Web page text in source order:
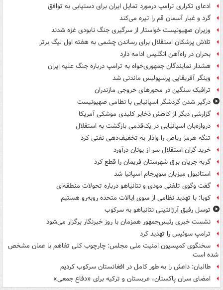
ادعای تکراری ترامپ درمورد تمایل ایران برای دستیابی به توافق
گرد و غبار آسمان قم را تیره می‌کند
وزیران صهیونیست خواستار از سرگیری جنگ نابودی غزه شدند
تلاش پزشکان استقلال برای رساندن چشمی به هفته اول لیگ برتر
بحران در راه‌آهن انگلیس ادامه دارد
هشدار نمایندگان جمهوری‌خواه به ترامپ درباره جنگ علیه ایران
وینگر آفریقایی پرسپولیس ماندنی شد
ترافیک سنگین در محورهای خروجی مازندران
درگیر شدن گردشگر اسپانیایی با نظامی صهیونیست
گزارشی دیگر از کاهش ذخایر کلیدی موشکی آمریکا
دروازه‌بان اسپانیایی در یک‌قدمی بازگشت به استقلال
تنگه هرمز ریاض را وادار به تخفیف‌دهی نفتی کرد
خرید گران استقلال سر از یونان درآورد
گربه جریان برق شهرستان فریمان را قطع کرد
استانبول میزبان سوپرجام اسپانیا شد
گفت وگوی تلفنی مودی و نتانیاهو درباره تحولات منطقه‌ای
کوبا: با تهدید نظامی از سوی ایالات متحده روبه‌رو هستیم
توسل رفیق آرژانتینی نتانیاهو به سرکوب
نشست خبری رئیس‌جمهور همزمان با روز خبرنگار برگزار می‌شود
ترامپ سوئیس را تهدید کرد
سخنگوی کمیسیون امنیت ملی مجلس: چارچوب کلی تفاهم با عمان مشخص
شده است
طالبان: داعش را به طور کامل در افغانستان سرکوب کردیم
امضای سران پاکستان، عربستان و ترکیه برای «دفاع جمعی»